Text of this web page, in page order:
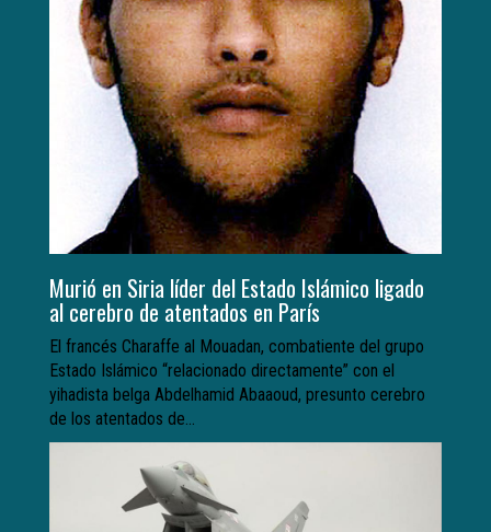
Murió en Siria líder del Estado Islámico ligado
al cerebro de atentados en París
El francés Charaffe al Mouadan, combatiente del grupo
Estado Islámico “relacionado directamente” con el
yihadista belga Abdelhamid Abaaoud, presunto cerebro
de los atentados de...